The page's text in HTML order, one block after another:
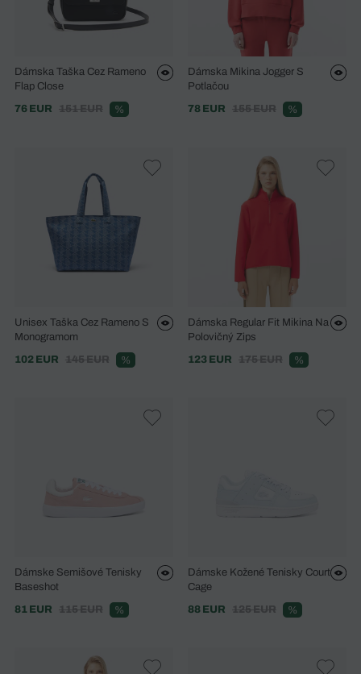
Dámska Taška Cez Rameno
Flap Close
76 EUR
151 EUR %
Dámska Mikina Jogger S
Potlačou
78 EUR
155 EUR %
Unisex Taška Cez Rameno S
Monogramom
102 EUR
145 EUR %
Dámska Regular Fit Mikina Na
Polovičný Zips
123 EUR
175 EUR %
Dámske Semišové Tenisky
Baseshot
81 EUR
115 EUR %
Dámske Kožené Tenisky Court
Cage
88 EUR
125 EUR %